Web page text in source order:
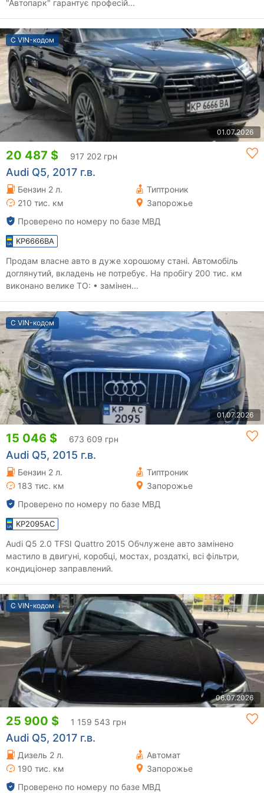
"Автопарк" гарантує професій...
С VIN-кодом
01.07.2026
20 487 $ 917 202 грн
Audi Q5, 2017 г.в.
Бензин 2 л.
Типтроник
210 тис. км
Запорожье
Проверено по номеру по базе МВД
KP6666BA
Продам власне авто в дуже хорошому стані. Автомобіль
доглянутий, вкладень не потребує. На пробігу 200 тис. км
виконано велике ТО: • замінен...
С VIN-кодом
01.07.2026
15 046 $ 673 609 грн
Audi Q5, 2015 г.в.
Бензин 2 л.
Типтроник
183 тис. км
Запорожье
Проверено по номеру по базе МВД
KP2095AC
Audi Q5 2.0 TFSI Quattro 2015 Обчлужене авто замінено
мастило в двигуні, коробці, мостах, роздаткі, всі фільтри,
кондиціонер заправлений.
С VIN-кодом
06.07.2026
25 900 $ 1 159 543 грн
Audi Q5, 2017 г.в.
Дизель 2 л.
Автомат
190 тис. км
Запорожье
Проверено по номеру по базе МВД